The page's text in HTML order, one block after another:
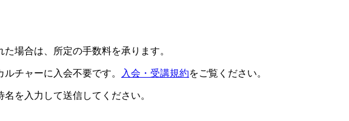
場合は、所定の手数料を承ります。
チャーに入会不要です。 入会・受講規約をご覧ください。
を入力して送信してください。